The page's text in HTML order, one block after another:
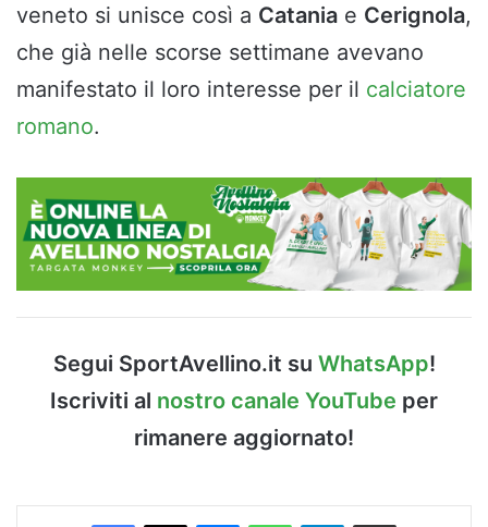
veneto si unisce così a Catania e Cerignola,
che già nelle scorse settimane avevano
manifestato il loro interesse per il calciatore
romano.
Segui SportAvellino.it su WhatsApp!
Iscriviti al nostro canale YouTube per
rimanere aggiornato!